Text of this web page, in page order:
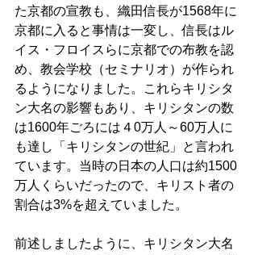
た京都の宣教も、織田信長が1568年に
京都に入ると事情は一変し、信長はル
イス・フロイスらに京都での布教を認
め、教会学校（セミナリオ）が作られ
るようになりました。これらキリシタ
ン大名の影響もあり、キリシタンの数
は1600年ごろには４0万人～60万人に
も達し「キリシタンの世紀」と言われ
ています。当時の日本の人口は約1500
万人くらいだったので、キリスト者の
割合は3%を超えていました。
前述しましたように、キリシタン大名